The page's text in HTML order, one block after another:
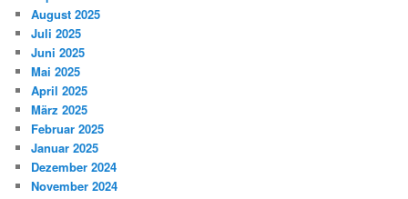
August 2025
Juli 2025
Juni 2025
Mai 2025
April 2025
März 2025
Februar 2025
Januar 2025
Dezember 2024
November 2024